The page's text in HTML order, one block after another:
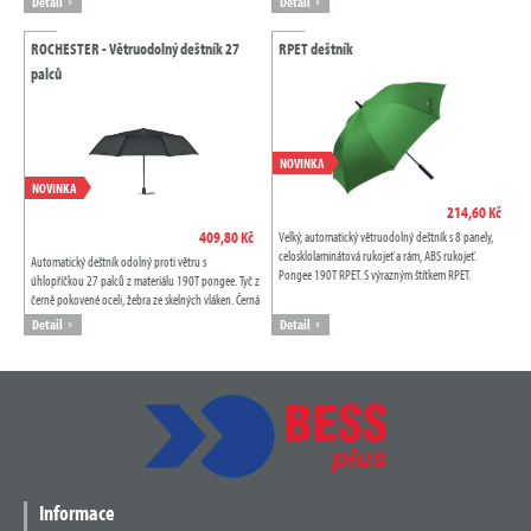
ROCHESTER - Větruodolný deštník 27
palců
NOVINKA
409,80 Kč
Automatický deštník odolný proti větru s
úhlopříčkou 27 palců z materiálu 190T pongee. Tyč z
černě pokovené oceli, žebra ze skelných vláken. Černá
PP rukojeť s tlačítkem. Pouzdro v...
Detail
RPET deštník
NOVINKA
214,60 Kč
Velký, automatický větruodolný deštník s 8 panely,
celosklolaminátová rukojeť a rám, ABS rukojeť.
Pongee 190T RPET. S výrazným štítkem RPET.
Detail
Informace